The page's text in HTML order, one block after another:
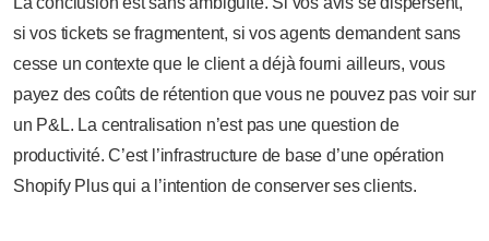
si vos tickets se fragmentent, si vos agents demandent sans
cesse un contexte que le client a déjà fourni ailleurs, vous
payez des coûts de rétention que vous ne pouvez pas voir sur
un P&L. La centralisation n’est pas une question de
productivité. C’est l’infrastructure de base d’une opération
Shopify Plus qui a l’intention de conserver ses clients.